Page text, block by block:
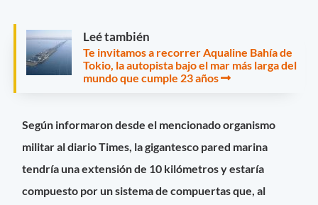
Leé también
Te invitamos a recorrer Aqualine Bahía de
Tokio, la autopista bajo el mar más larga del
mundo que cumple 23 años
Según informaron desde el mencionado organismo
militar aldiario Times, la gigantesco pared marina
tendría unaextensión de 10 kilómetrosy estaría
compuesto por unsistema de compuertasque, al